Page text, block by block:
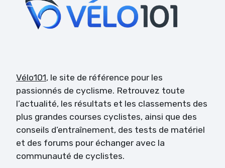
Vélo101, le site de référence pour les
passionnés de cyclisme. Retrouvez toute
l’actualité, les résultats et les classements des
plus grandes courses cyclistes, ainsi que des
conseils d’entraînement, des tests de matériel
et des forums pour échanger avec la
communauté de cyclistes.